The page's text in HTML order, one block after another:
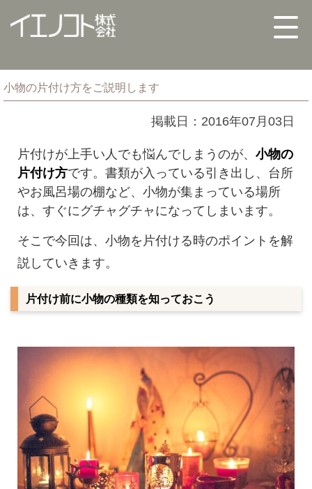
小物の片付け方をご説明します
掲載日：2016年07月03日
片付けが上手い人でも悩んでしまうのが、 小物の
片付け方です。書類が入っている引き出し、台所
やお風呂場の棚など、小物が集まっている場所
は、すぐにグチャグチャになってしまいます。
そこで今回は、小物を片付ける時のポイントを解
説していきます。
片付け前に小物の種類を知っておこう